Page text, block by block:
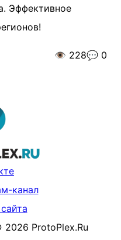
Эффективное
👁️ 228💬 0
канал
2026 ProtoPlex.Ru